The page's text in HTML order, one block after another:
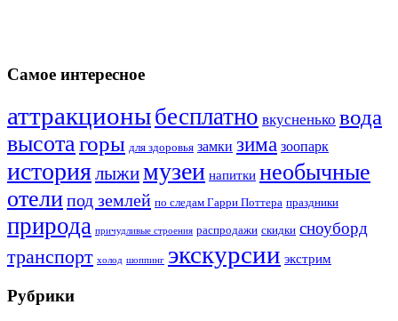
Самое интересное
аттракционыбесплатно вкусненько вода
высотагоры для здоровья замки зима зоопарк
историялыжимузеи напитки необычные
отелипод землей по следам Гарри Поттера праздники
природа причудливые строения распродажи скидки сноуборд
транспорт холод шоппинг экскурсии экстрим
Рубрики